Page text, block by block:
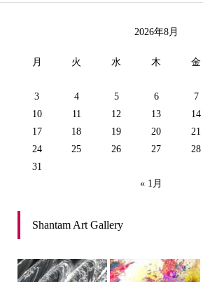
2026年8月
月 火 水 木 金
3
4 5 6 7
10
11 12 13 14
17
18 19 20 21
24
25 26 27 28
31
« 1月
Shantam Art Gallery